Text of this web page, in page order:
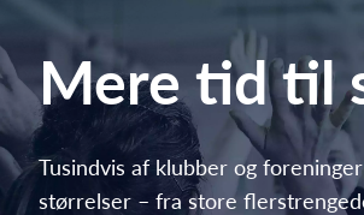
Presseomtale
Funktioner
Kalender
Kontingentopkrævning
Mere tid til
Tusindvis af klubber og
størrelser – fra store